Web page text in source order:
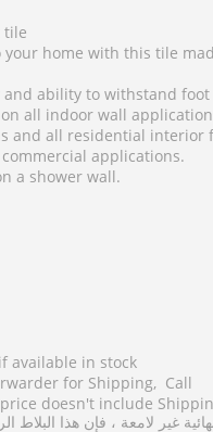
tile
home with this tile
and ability to withstand
all indoor wall
and all residential interior
applications.
a shower wall.
available in stock
for Shipping, Call
price doesn't include
غير لامعة ، فإن هذا البلاط